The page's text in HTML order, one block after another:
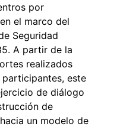
por
el marco del
Seguridad
A partir de la
realizados
este
de diálogo
de
un modelo de